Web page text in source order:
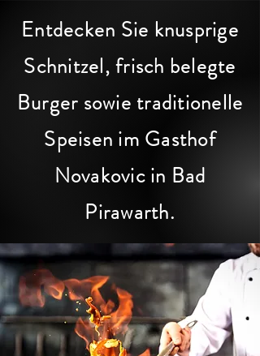
Entdecken Sie knusprige
Schnitzel, frisch belegte
Burger sowie traditionelle
Speisen im Gasthof
Novakovic in Bad
Pirawarth.